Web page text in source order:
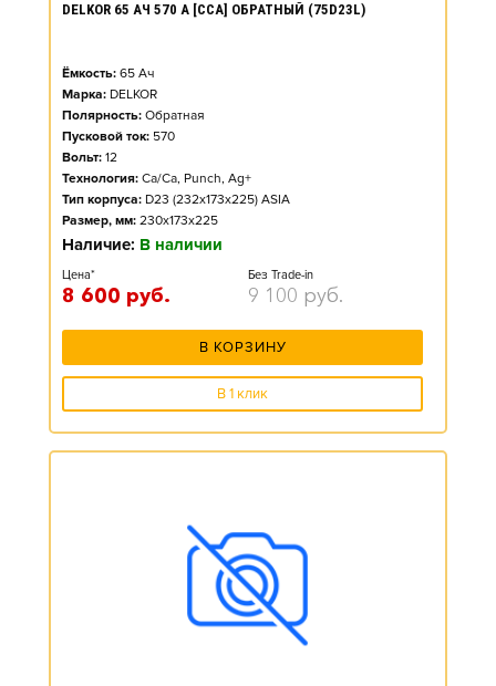
DELKOR 65 АЧ 570 А [CCA] ОБРАТНЫЙ (75D23L)
Ёмкость: 65 Ач
Марка: DELKOR
Полярность: Обратная
Пусковой ток: 570
Вольт: 12
Технология: Ca/Ca, Punch, Ag+
Тип корпуса: D23 (232x173x225) ASIA
Размер, мм: 230x173x225
Наличие: В наличии
Цена*
8 600 руб.
Без Trade-in
9 100 руб.
В КОРЗИНУ
В 1 клик